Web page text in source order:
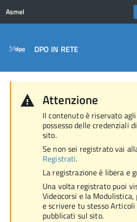
Asmel
DPO IN RETE
Attenzione
Il contenuto è riservato
possesso delle credenziali
sito.
Se non sei registrato vai
Registrati.
La registrazione è libera e
Una volta registrato puoi
Videocorsi e la
e scrivere tu stesso
pubblicati sul sito.